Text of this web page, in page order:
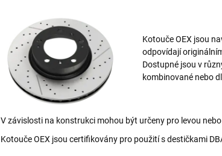
Kotouče OEX jsou
odpovídají
Dostupné jsou v
kombinované nebo
V závislosti na konstrukci mohou být určeny pro levou
Kotouče OEX jsou certifikovány pro použití s destičkami